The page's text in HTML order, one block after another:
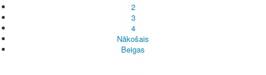
2
3
4
Nākošais
Beigas